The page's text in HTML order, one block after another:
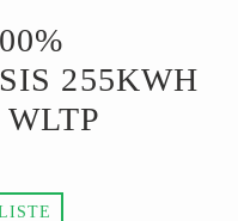
255KWH